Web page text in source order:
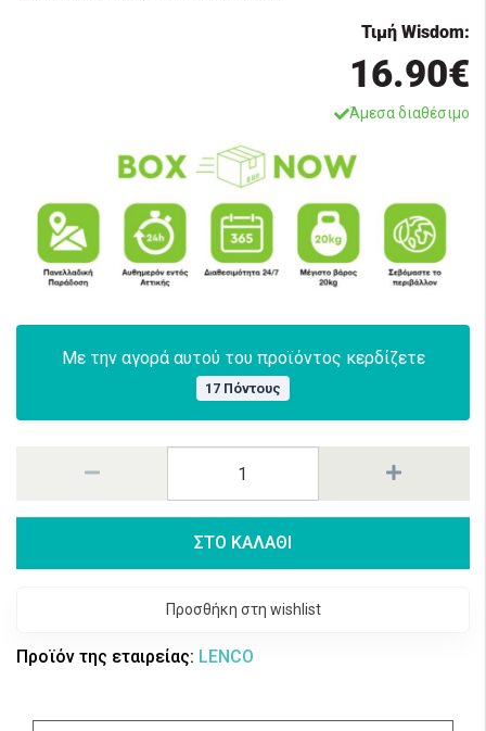
Τιμή Wisdom:
16.90€
Άμεσα διαθέσιμο
Με την αγορά αυτού του προϊόντος κερδίζετε
17 Πόντους
ΣΤΟ ΚΑΛΑΘΙ
Προσθήκη στη wishlist
Προϊόν της εταιρείας: LENCO